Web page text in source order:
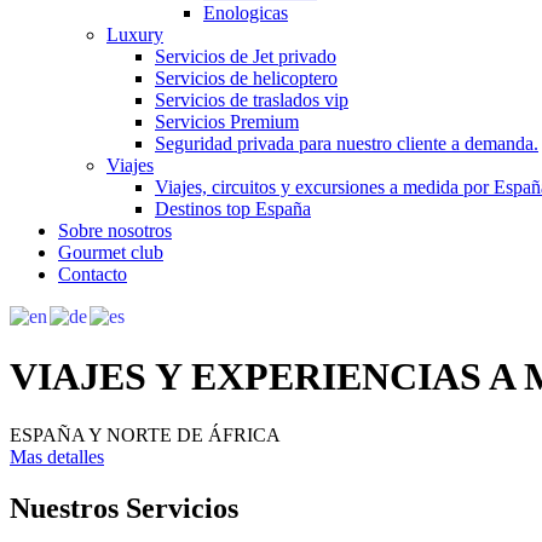
Enologicas
Luxury
Servicios de Jet privado
Servicios de helicoptero
Servicios de traslados vip
Servicios Premium
Seguridad privada para nuestro cliente a demanda.
Viajes
Viajes, circuitos y excursiones a medida por
Destinos top España
Sobre nosotros
Gourmet club
Contacto
VIAJES Y EXPERIENCIAS A
ESPAÑA Y NORTE DE ÁFRICA
Mas detalles
Nuestros Servicios